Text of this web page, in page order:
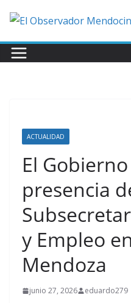
contenido
ACTUALIDAD
El
presencia
y Empleo
Mendoza
junio 27, 2026 eduardo279